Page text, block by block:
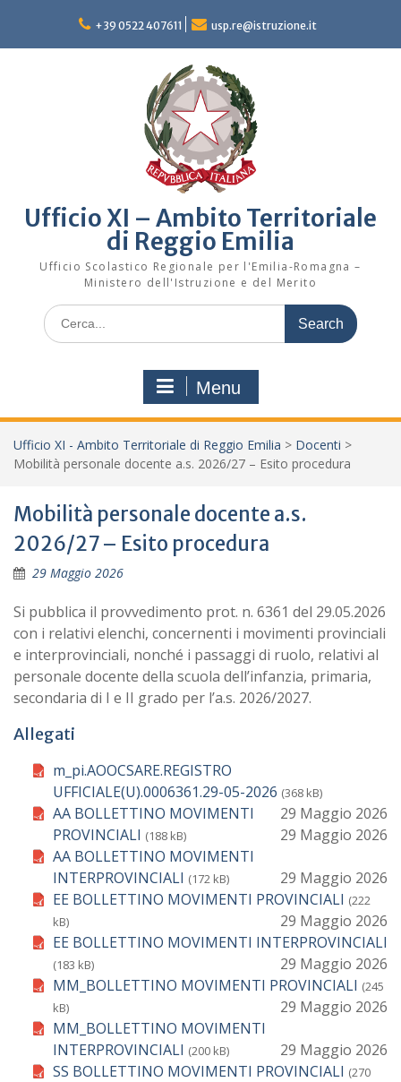
content
+39 0522 407611 usp.re@istruzione.it
Ufficio XI – Ambito Territoriale
di Reggio Emilia
Ufficio Scolastico Regionale per l'Emilia-Romagna –
Ministero dell'Istruzione e del Merito
Search
for:
Menu
Ufficio XI - Ambito Territoriale di Reggio Emilia > Docenti >
Mobilità personale docente a.s. 2026/27 – Esito procedura
Mobilità personale docente a.s.
2026/27 – Esito procedura
29 Maggio 2026
Si pubblica il provvedimento prot. n. 6361 del 29.05.2026
con i relativi elenchi, concernenti i movimenti provinciali
e interprovinciali, nonché i passaggi di ruolo, relativi al
personale docente della scuola dell’infanzia, primaria,
secondaria di I e II grado per l’a.s. 2026/2027.
Allegati
m_pi.AOOCSARE.REGISTRO
UFFICIALE(U).0006361.29-05-2026 (368 kB)
29 Maggio 2026
AA BOLLETTINO MOVIMENTI
PROVINCIALI (188 kB)
29 Maggio 2026
AA BOLLETTINO MOVIMENTI
INTERPROVINCIALI (172 kB)
29 Maggio 2026
EE BOLLETTINO MOVIMENTI PROVINCIALI (222
kB)
29 Maggio 2026
EE BOLLETTINO MOVIMENTI INTERPROVINCIALI
(183 kB)
29 Maggio 2026
MM_BOLLETTINO MOVIMENTI PROVINCIALI (245
kB)
29 Maggio 2026
MM_BOLLETTINO MOVIMENTI
INTERPROVINCIALI (200 kB)
29 Maggio 2026
SS BOLLETTINO MOVIMENTI PROVINCIALI (270